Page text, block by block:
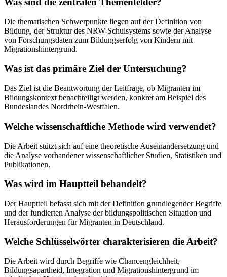
Die thematischen Schwerpunkte liegen auf der Definition von
Bildung, der Struktur des NRW-Schulsystems sowie der Analyse
von Forschungsdaten zum Bildungserfolg von Kindern mit
Migrationshintergrund.
Was ist das primäre Ziel der Untersuchung?
Das Ziel ist die Beantwortung der Leitfrage, ob Migranten im
Bildungskontext benachteiligt werden, konkret am Beispiel des
Bundeslandes Nordrhein-Westfalen.
Welche wissenschaftliche Methode wird verwendet?
Die Arbeit stützt sich auf eine theoretische Auseinandersetzung und
die Analyse vorhandener wissenschaftlicher Studien, Statistiken und
Publikationen.
Was wird im Hauptteil behandelt?
Der Hauptteil befasst sich mit der Definition grundlegender Begriffe
und der fundierten Analyse der bildungspolitischen Situation und
Herausforderungen für Migranten in Deutschland.
Welche Schlüsselwörter charakterisieren die Arbeit?
Die Arbeit wird durch Begriffe wie Chancengleichheit,
Bildungsapartheid, Integration und Migrationshintergrund im